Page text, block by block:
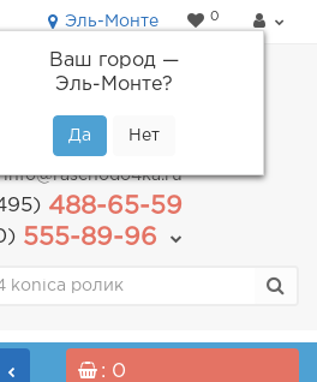
Эль-Монте
Ваш город —
Эль-Монте?
0
пн-пт: с 9.00 до 18.00
info@raschodo4ka.ru
488-65-59
555-89-96
: 0